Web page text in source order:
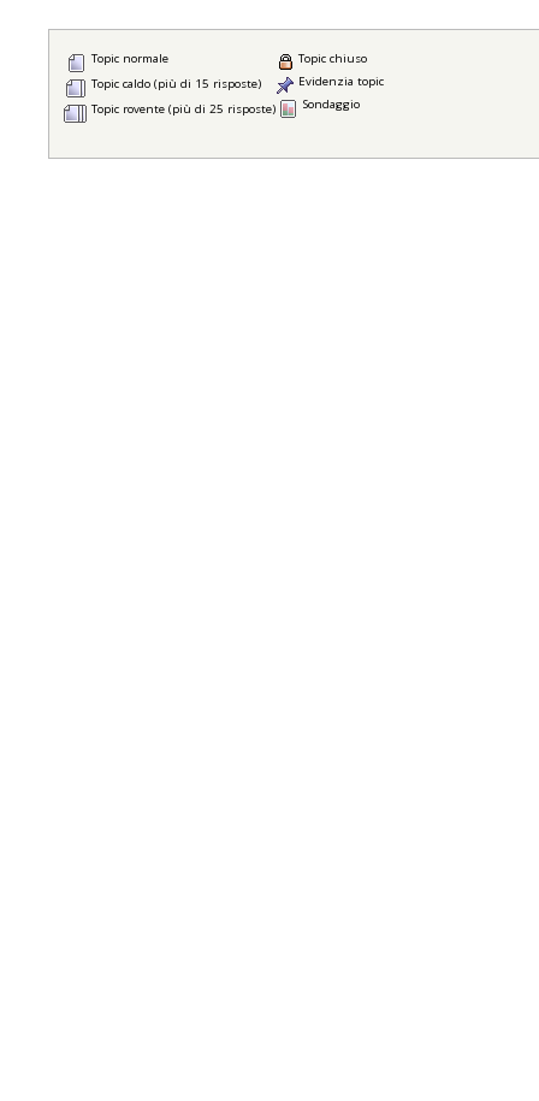
Topic normale
Topic caldo (più di 15 risposte)
Topic rovente (più di 25 risposte)
Topic chiuso
Evidenzia topic
Sondaggio